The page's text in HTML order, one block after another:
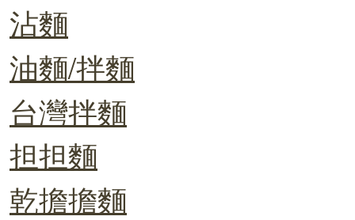
沾麵
油麵/拌麵
台灣拌麵
担担麵
乾擔擔麵